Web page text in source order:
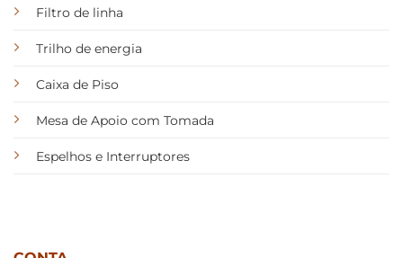
Filtro de linha
Trilho de energia
Caixa de Piso
Mesa de Apoio com Tomada
Espelhos e Interruptores